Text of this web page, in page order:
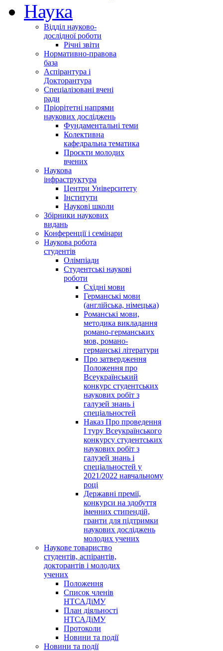
Наука
Відділ науково-
дослідної роботи
Річні звіти
Нормативно-правова
база
Аспірантура і
Докторантура
Спеціалізовані вчені
ради
Пріорітетні напрями
наукових досліджень
Фундаментальні теми
Колективна
кафедральна тематика
Проєкти молодих
вчених
Наукова
інфраструктура
Центри Університету
Інститути
Наукові школи
Збірники наукових
видань
Конференції і семінари
Наукова робота
студентів
Олімпіади
Студентські наукові
роботи
Східні мови
Германські мови
(англійська, німецька)
Романські мови,
методика викладання
романо-германських
мов, романо-
германські літератури
Про затвердження
Положення про
Всеукраїнський
конкурс студентських
наукових робіт з
галузей знань і
спеціальностей
Наказ Про проведення
І туру Всеукраїнського
конкурсу студентських
наукових робіт з
галузей знань і
спеціальностей у
2021/2022 навчальному
році
Державні премії,
конкурси на здобуття
іменних стипендій,
гранти для підтримки
наукових досліджень
молодих учених
Наукове товариство
студентів, аспірантів,
докторантів і молодих
учених
Положення
Список членів
НТСАДіМУ
План діяльності
НТСАДіМУ
Протоколи
Новини та події
Новини та події